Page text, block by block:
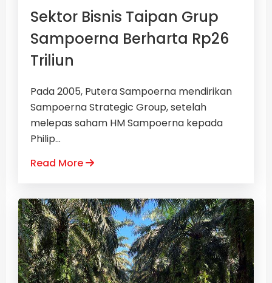
Sektor Bisnis Taipan Grup
Sampoerna Berharta Rp26
Triliun
Pada 2005, Putera Sampoerna mendirikan
Sampoerna Strategic Group, setelah
melepas saham HM Sampoerna kepada
Philip...
Read More